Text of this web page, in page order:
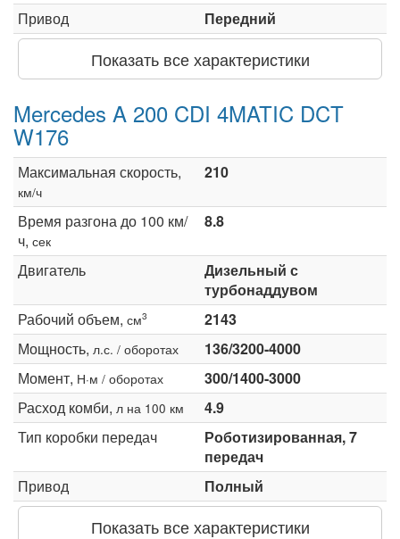
Привод
Передний
Показать все характеристики
Mercedes A 200 CDI 4MATIC DCT
W176
Максимальная скорость,
км/ч
210
Время разгона до 100 км/
ч, сек
8.8
Двигатель
Дизельный с
турбонаддувом
Рабочий объем, см3
2143
Мощность, л.с. / оборотах
136/3200-4000
Момент, Н·м / оборотах
300/1400-3000
Расход комби, л на 100 км
4.9
Тип коробки передач
Роботизированная, 7
передач
Привод
Полный
Показать все характеристики